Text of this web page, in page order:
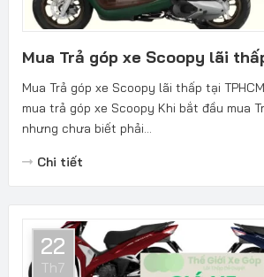
Mua Trả góp xe Scoopy lãi
Mua Trả góp xe Scoopy lãi thấp tại
mua trả góp xe Scoopy Khi bắt đầu mua
nhưng chưa biết phải...
Chi tiết
22
Th7